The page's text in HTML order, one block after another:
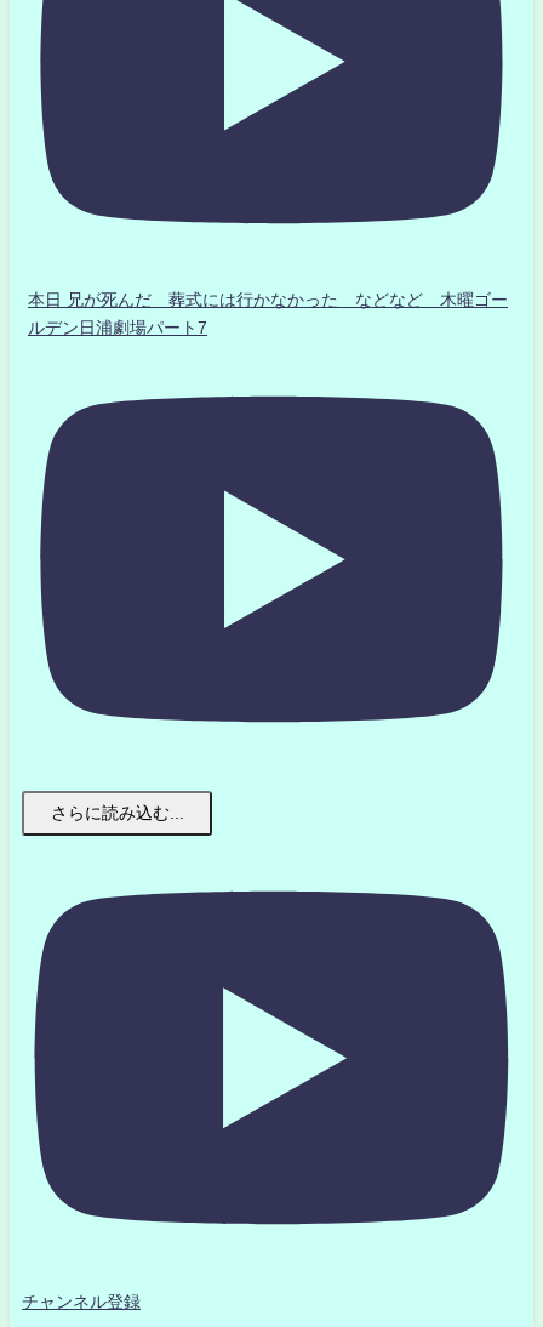
本日 兄が死んだ 葬式には行かなかった などなど 木曜ゴー
ルデン日浦劇場パート7
さらに読み込む...
チャンネル登録